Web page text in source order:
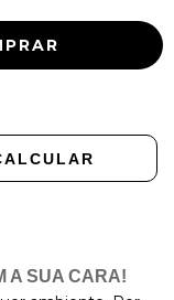
A SUA CARA!